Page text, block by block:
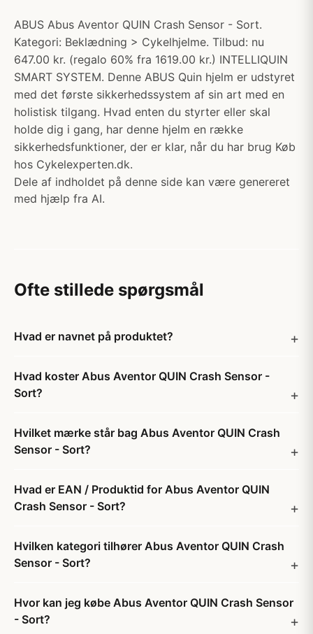
ABUS Abus Aventor QUIN Crash Sensor - Sort.
Kategori: Beklædning > Cykelhjelme. Tilbud: nu
647.00 kr. (regalo 60% fra 1619.00 kr.) INTELLIQUIN
SMART SYSTEM. Denne ABUS Quin hjelm er udstyret
med det første sikkerhedssystem af sin art med en
holistisk tilgang. Hvad enten du styrter eller skal
holde dig i gang, har denne hjelm en række
sikkerhedsfunktioner, der er klar, når du har brug Køb
hos Cykelexperten.dk.
Dele af indholdet på denne side kan være genereret
med hjælp fra AI.
Ofte stillede spørgsmål
Hvad er navnet på produktet?
Hvad koster Abus Aventor QUIN Crash Sensor -
Sort?
Hvilket mærke står bag Abus Aventor QUIN Crash
Sensor - Sort?
Hvad er EAN / Produktid for Abus Aventor QUIN
Crash Sensor - Sort?
Hvilken kategori tilhører Abus Aventor QUIN Crash
Sensor - Sort?
Hvor kan jeg købe Abus Aventor QUIN Crash Sensor
- Sort?